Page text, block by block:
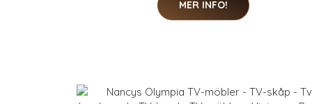
MER INFO!